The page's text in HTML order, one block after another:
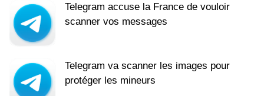
Telegram accuse la France de vouloir
scanner vos messages
Telegram va scanner les images pour
protéger les mineurs